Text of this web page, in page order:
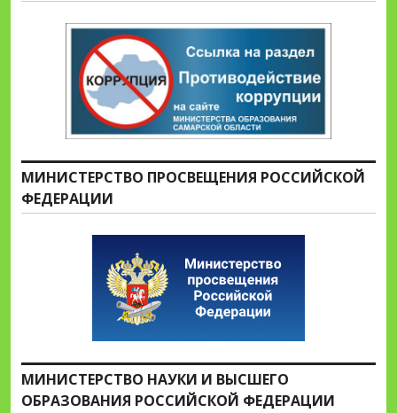
МИНИСТЕРСТВО ПРОСВЕЩЕНИЯ РОССИЙСКОЙ
ФЕДЕРАЦИИ
МИНИСТЕРСТВО НАУКИ И ВЫСШЕГО
ОБРАЗОВАНИЯ РОССИЙСКОЙ ФЕДЕРАЦИИ